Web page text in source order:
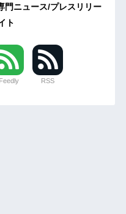
門ニュース/プレスリリー
ト
Feedly RSS